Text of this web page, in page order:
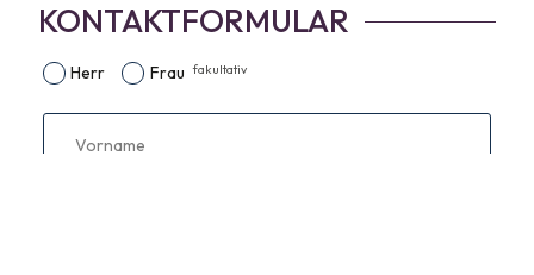
KONTAKTFORMULAR
Herr Frau fakultativ
Vorname